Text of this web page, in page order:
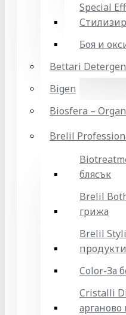
Special
Боя и
Bettari
Bigen
Biosfera –
Brelil
блясък
Brelil
грижа
Brelil
продукти
Color-За
Cristalli
арганово